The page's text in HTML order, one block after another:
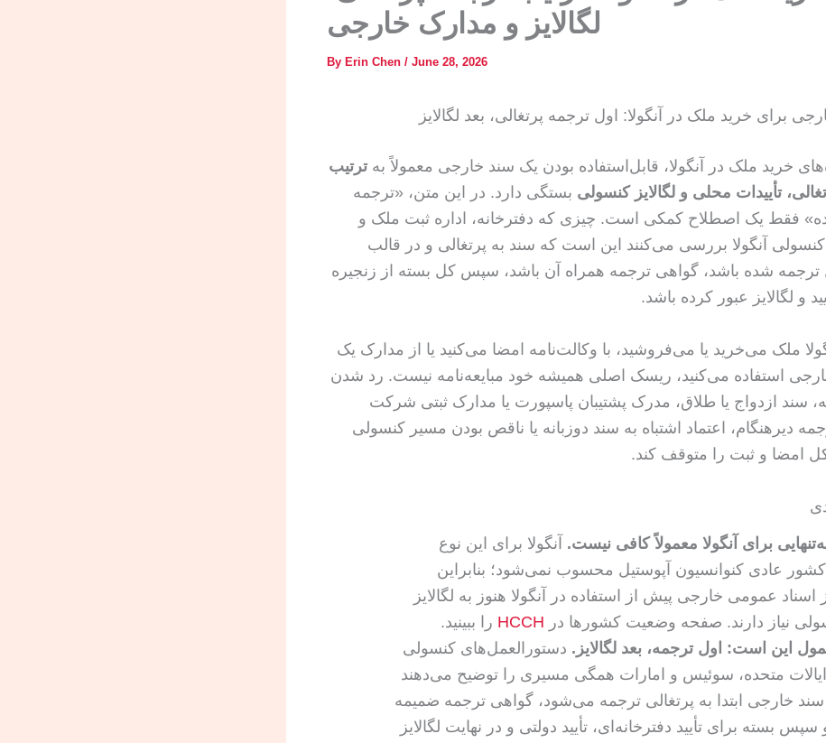
لگالایز و مدارک خارجی
By Erin Chen / June 28, 2026
برای خرید ملک در آنگولا: اول ترجمه پرتغالی، بعد لگالایز
خرید ملک در آنگولا، قابل‌استفاده بودن یک سند خارجی معمولاً به ترتیب
تأییدات محلی و لگالایز کنسولی بستگی دارد. در این متن، «ترجمه
فقط یک اصطلاح کمکی است. چیزی که دفترخانه، اداره ثبت ملک و
کنسولی آنگولا بررسی می‌کنند این است که سند به پرتغالی و در قالب
ترجمه شده باشد، گواهی ترجمه همراه آن باشد، سپس کل بسته از زنجیره
و لگالایز عبور کرده باشد.
ملک می‌خرید یا می‌فروشید، با وکالت‌نامه امضا می‌کنید یا از مدارک یک
استفاده می‌کنید، ریسک اصلی همیشه خود مبایعه‌نامه نیست. رد شدن
سند ازدواج یا طلاق، مدرک پشتیبان پاسپورت یا مدارک ثبتی شرکت
دیرهنگام، اعتماد اشتباه به سند دوزبانه یا ناقص بودن مسیر کنسولی
امضا و ثبت را متوقف کند.
برای آنگولا معمولاً کافی نیست. آنگولا برای این نوع
کشور عادی کنوانسیون آپوستیل محسوب نمی‌شود؛ بنابراین
اسناد عمومی خارجی پیش از استفاده در آنگولا هنوز به لگالایز
نیاز دارند. صفحه وضعیت کشورها در HCCH را ببینید.
این است: اول ترجمه، بعد لگالایز. دستورالعمل‌های کنسولی
ایالات متحده، سوئیس و امارات همگی مسیری را توضیح می‌دهند
خارجی ابتدا به پرتغالی ترجمه می‌شود، گواهی ترجمه ضمیمه
بسته برای تأیید دفترخانه‌ای، تأیید دولتی و در نهایت لگالایز